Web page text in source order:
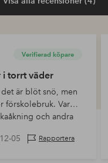
Verifierad köpare
i torrt väder
är blöt snö, men
förskolebruk. Varm
och andra
05 Rapportera